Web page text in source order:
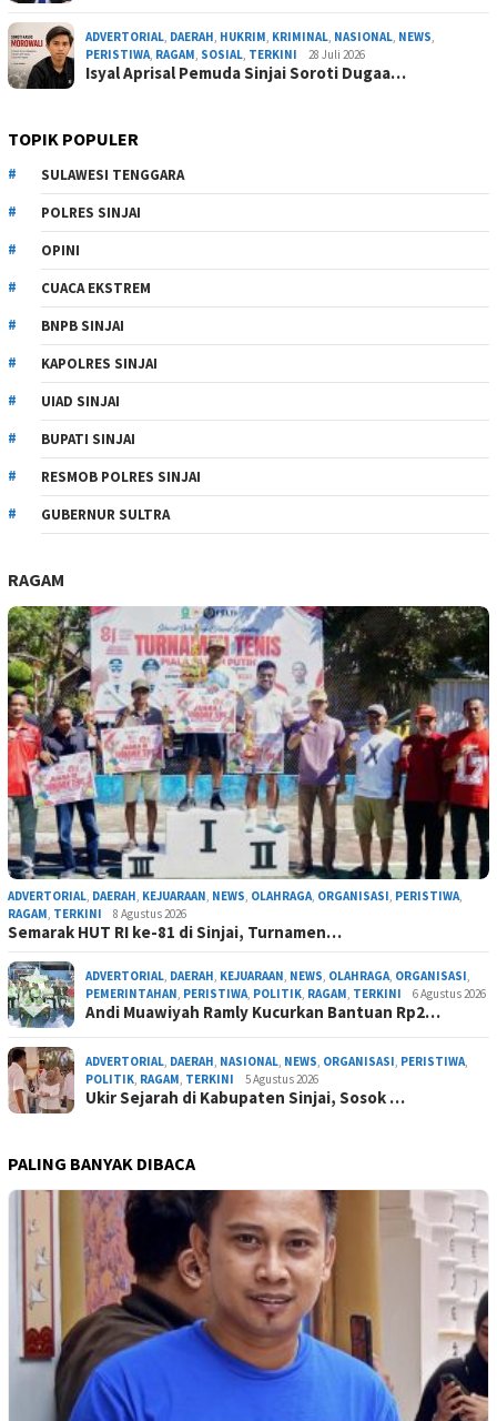
ADVERTORIAL, DAERAH, HUKRIM, KRIMINAL, NASIONAL, NEWS,
PERISTIWA, RAGAM, SOSIAL, TERKINI 28 Juli 2026
Isyal Aprisal Pemuda Sinjai Soroti Dugaa…
TOPIK POPULER
SULAWESI TENGGARA
POLRES SINJAI
OPINI
CUACA EKSTREM
BNPB SINJAI
KAPOLRES SINJAI
UIAD SINJAI
BUPATI SINJAI
RESMOB POLRES SINJAI
GUBERNUR SULTRA
RAGAM
ADVERTORIAL, DAERAH, KEJUARAAN, NEWS, OLAHRAGA, ORGANISASI, PERISTIWA,
RAGAM, TERKINI 8 Agustus 2026
Semarak HUT RI ke-81 di Sinjai, Turnamen…
ADVERTORIAL, DAERAH, KEJUARAAN, NEWS, OLAHRAGA, ORGANISASI,
PEMERINTAHAN, PERISTIWA, POLITIK, RAGAM, TERKINI 6 Agustus 2026
Andi Muawiyah Ramly Kucurkan Bantuan Rp2…
ADVERTORIAL, DAERAH, NASIONAL, NEWS, ORGANISASI, PERISTIWA,
POLITIK, RAGAM, TERKINI 5 Agustus 2026
Ukir Sejarah di Kabupaten Sinjai, Sosok …
PALING BANYAK DIBACA